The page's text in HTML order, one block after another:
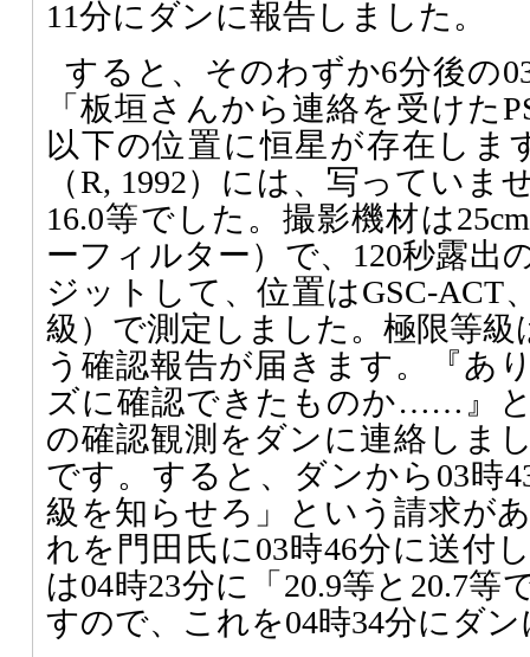
11分にダンに報告しました。
すると、そのわずか6分後の
「板垣さんから連絡を受けた
以下の位置に恒星が存在しま
（R, 1992）には、写っていま
16.0等でした。撮影機材は
ーフィルター）で、120秒露出
ジットして、位置はGSC-ACT
級）で測定しました。極限等級
う確認報告が届きます。『
ズに確認できたものか……』
の確認観測をダンに連絡しま
です。すると、ダンから03時
級を知らせろ」という請求が
れを門田氏に03時46分に送付
は04時23分に「20.9等と20.7等
すので、これを04時34分にダ